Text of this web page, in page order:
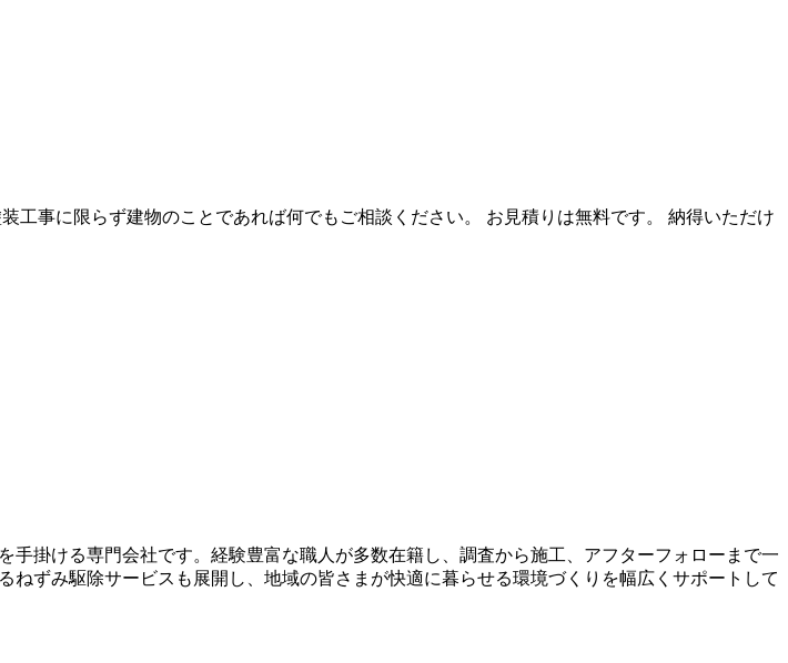
事に限らず建物のことであれば何でもご相談ください。 お見積りは無料です。 納得いただけ
掛ける専門会社です。経験豊富な職人が多数在籍し、調査から施工、アフターフォローまで一
ずみ駆除サービスも展開し、地域の皆さまが快適に暮らせる環境づくりを幅広くサポートして